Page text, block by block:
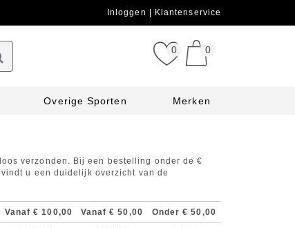
Inloggen Klantenservice
0 0
Overige Sporten Merken
verzonden. Bij een bestelling onder de €
u een duidelijk overzicht van de
Vanaf € 100,00 Vanaf € 50,00 Onder € 50,00